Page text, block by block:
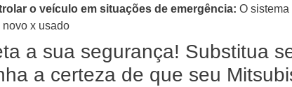
o veículo em situações de emergência: O
x usado
a sua segurança! Substitua
a certeza de que seu